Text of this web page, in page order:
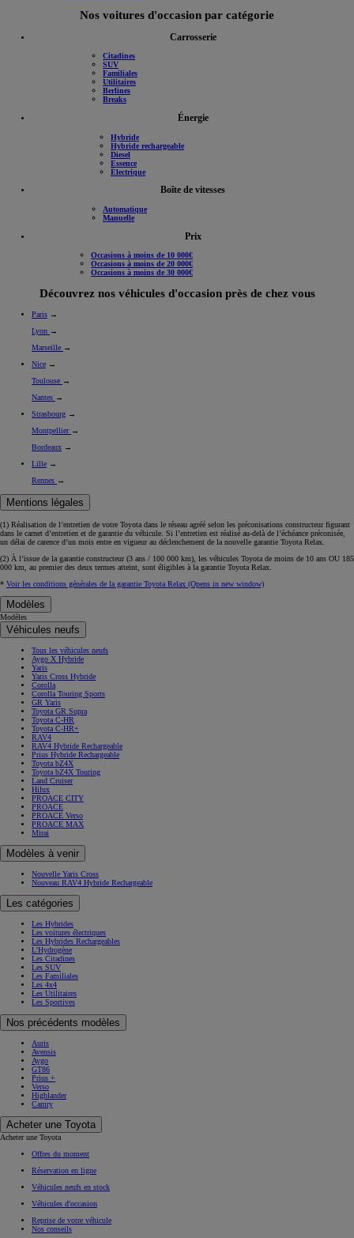
Nos voitures d'occasion par catégorie
Carrosserie
Citadines
SUV
Familiales
Utilitaires
Berlines
Breaks
Énergie
Hybride
Hybride rechargeable
Diesel
Essence
Électrique
Boîte de vitesses
Automatique
Manuelle
Prix
Occasions à moins de 10 000€
Occasions à moins de 20 000€
Occasions à moins de 30 000€
Découvrez nos véhicules d'occasion près de chez vous
Paris →
Lyon →
Marseille →
Nice →
Toulouse →
Nantes →
Strasbourg →
Montpellier →
Bordeaux →
Lille →
Rennes →
Mentions légales
(1) Réalisation de l’entretien de votre Toyota dans le réseau agréé selon les préconisations constructeur figurant
dans le carnet d’entretien et de garantie du véhicule. Si l’entretien est réalisé au-delà de l’échéance préconisée,
un délai de carence d’un mois entre en vigueur au déclenchement de la nouvelle garantie Toyota Relax.
(2) À l’issue de la garantie constructeur (3 ans / 100 000 km), les véhicules Toyota de moins de 10 ans OU 185
000 km, au premier des deux termes atteint, sont éligibles à la garantie Toyota Relax.
* Voir les conditions générales de la garantie Toyota Relax (Opens in new window)
Modèles
Modèles
Véhicules neufs
Tous les véhicules neufs
Aygo X Hybride
Yaris
Yaris Cross Hybride
Corolla
Corolla Touring Sports
GR Yaris
Toyota GR Supra
Toyota C-HR
Toyota C-HR+
RAV4
RAV4 Hybride Rechargeable
Prius Hybride Rechargeable
Toyota bZ4X
Toyota bZ4X Touring
Land Cruiser
Hilux
PROACE CITY
PROACE
PROACE Verso
PROACE MAX
Mirai
Modèles à venir
Nouvelle Yaris Cross
Nouveau RAV4 Hybride Rechargeable
Les catégories
Les Hybrides
Les voitures électriques
Les Hybrides Rechargeables
L'Hydrogène
Les Citadines
Les SUV
Les Familiales
Les 4x4
Les Utilitaires
Les Sportives
Nos précédents modèles
Auris
Avensis
Aygo
GT86
Prius +
Verso
Highlander
Camry
Acheter une Toyota
Acheter une Toyota
Offres du moment
Réservation en ligne
Véhicules neufs en stock
Véhicules d'occasion
Reprise de votre véhicule
Nos conseils